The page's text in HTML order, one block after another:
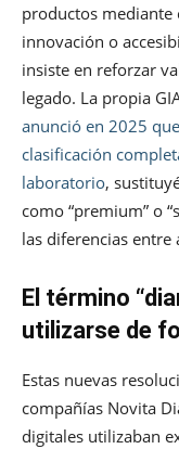
productos mediante
innovación o
insiste en reforzar
legado. La propia
anunció en 2025
clasificación
laboratorio,
como “premium” o
las diferencias entre
El término
utilizarse de
Estas nuevas
compañías Novita
digitales utilizaban